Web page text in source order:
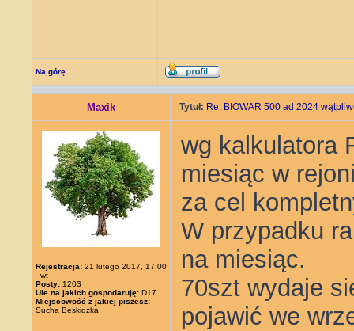
Na górę
Maxik Tytuł: Re: BIOWAR 500 ad 2024
Rejestracja: 21 lutego 2017, 17:00
- wt
Posty: 1203
Ule na jakich gospodaruję: D17
Miejscowość z jakiej piszesz:
Sucha Beskidzka
wg kalkulatora
miesiąc w
za cel
W przypadku
na miesiąc.
70szt wydaje
pojawić we